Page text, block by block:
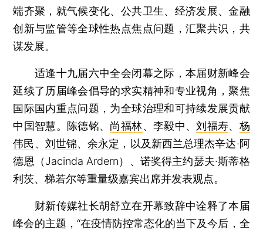
端齐聚，就气候变化、公共卫生、经济发展、金融
创新与监管等全球性热点焦点问题，汇聚共识，共
谋发展。
适逢十九届六中全会闭幕之际，本届财新峰会
延续了历届峰会倡导的求实精神和专业视角，聚焦
国际国内重点问题，为全球治理和可持续发展贡献
中国智慧。陈德铭、 尚福林、李毅中、刘福寿、 杨
伟民、 刘世锦、余永定 ，以及新西兰总理杰辛达·阿
德恩（Jacinda Ardern）、诺奖得主约瑟夫·斯蒂格
利茨、梯若尔等重量级嘉宾出席并发表观点。
财新传媒社长胡舒立在开幕致辞中诠释了本届
峰会的主题，“在疫情防控常态化的当下及今后，全